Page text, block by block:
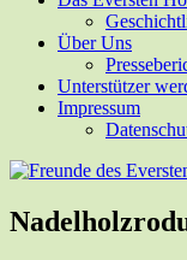
Über Uns
Unterstützer
Impressum